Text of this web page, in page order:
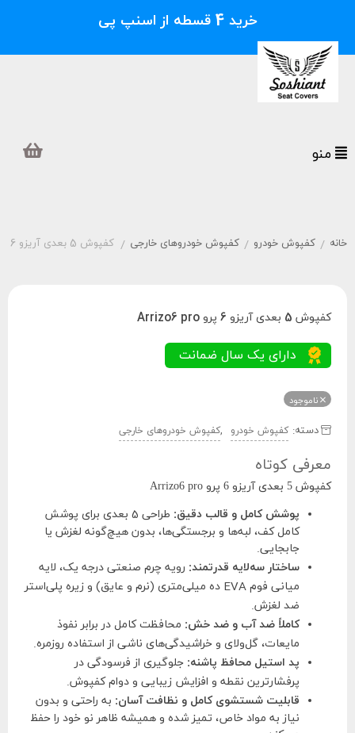
خرید 4 قسطه از اسنپ پی
خانه / کفپوش خودرو / کفپوش خودروهای خارجی / کفپوش 5 بعدی آریزو 6 پرو Arrizo6 pro
کفپوش 5 بعدی آریزو 6 پرو Arrizo6 pro
ناموجود
دسته: کفپوش خودرو ,کفپوش خودروهای خارجی
معرفی کوتاه
کفپوش 5 بعدی آریزو 6 پرو Arrizo6 pro
پوشش کامل و قالب دقیق:
طراحی 5 بعدی برای پوشش
کامل کف، لبه‌ها و برجستگی‌ها، بدون هیچ‌گونه لغزش یا
جابجایی.
ساختار سه‌لایه قدرتمند: رویه چرم صنعتی درجه یک، لایه
میانی فوم EVA ده میلی‌متری (نرم و عایق) و زیره پلی‌استر
ضد لغزش.
کاملاً ضد آب و ضد خش: محافظت کامل در برابر نفوذ
مایعات، گل‌ولای و خراشیدگی‌های ناشی از استفاده روزمره.
پد استیل محافظ پاشنه: جلوگیری از فرسودگی در
پرفشارترین نقطه و افزایش زیبایی و دوام کفپوش.
قابلیت شستشوی کامل و نظافت آسان: به راحتی و بدون
نیاز به مواد خاص، تمیز شده و همیشه ظاهر نو خود را حفظ